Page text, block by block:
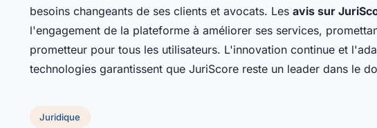
besoins changeants de ses clients et avocats. Les avis sur
l'engagement de la plateforme à améliorer ses services,
prometteur pour tous les utilisateurs. L'innovation continue et
technologies garantissent que JuriScore reste un leader dans le
Juridique